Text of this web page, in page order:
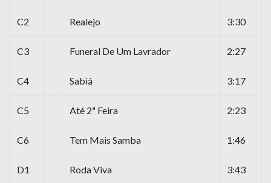
C2 Realejo 3:30
C3 Funeral De Um Lavrador 2:27
C4 Sabiá 3:17
C5 Até 2ª Feira 2:23
C6 Tem Mais Samba 1:46
D1 Roda Viva 3:43